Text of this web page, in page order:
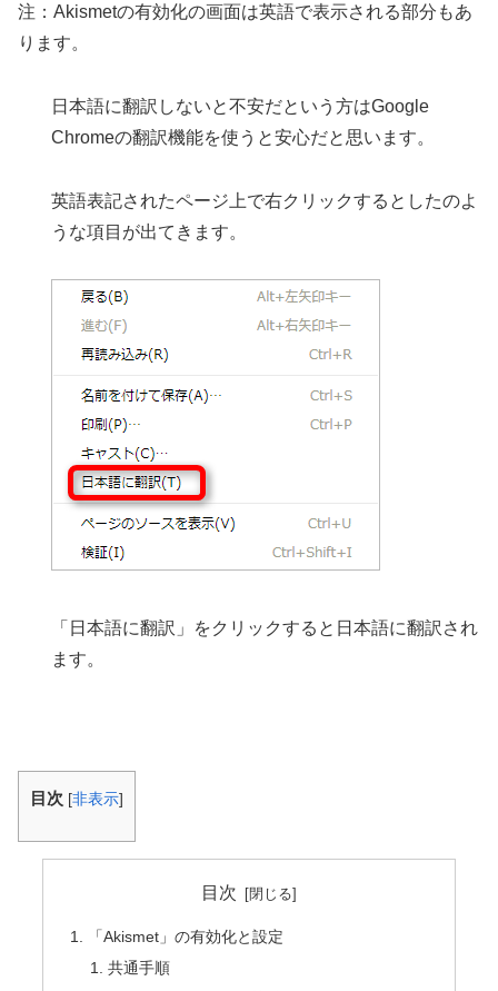
注：Akismetの有効化の画面は英語で表示される部分もあ
ります。
日本語に翻訳しないと不安だという方はGoogle
Chromeの翻訳機能を使うと安心だと思います。
英語表記されたページ上で右クリックするとしたのよ
うな項目が出てきます。
「日本語に翻訳」をクリックすると日本語に翻訳され
ます。
目次 [非表示]
目次
「Akismet」の有効化と設定
共通手順